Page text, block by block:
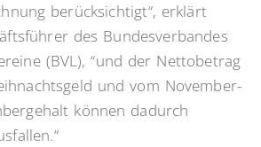
berücksichtigt“, erklärt
des Bundesverbandes
(BVL), “und der Nettobetrag
und vom November-
können dadurch